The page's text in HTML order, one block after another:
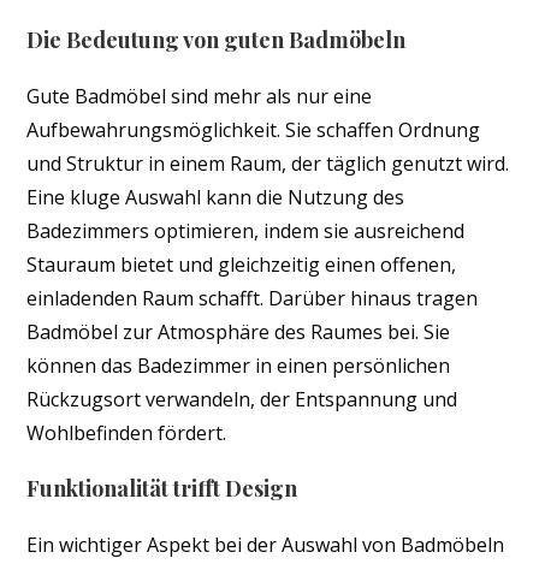
Die Bedeutung von guten Badmöbeln
Gute Badmöbel sind mehr als nur eine
Aufbewahrungsmöglichkeit. Sie schaffen Ordnung
und Struktur in einem Raum, der täglich genutzt wird.
Eine kluge Auswahl kann die Nutzung des
Badezimmers optimieren, indem sie ausreichend
Stauraum bietet und gleichzeitig einen offenen,
einladenden Raum schafft. Darüber hinaus tragen
Badmöbel zur Atmosphäre des Raumes bei. Sie
können das Badezimmer in einen persönlichen
Rückzugsort verwandeln, der Entspannung und
Wohlbefinden fördert.
Funktionalität trifft Design
Ein wichtiger Aspekt bei der Auswahl von Badmöbeln